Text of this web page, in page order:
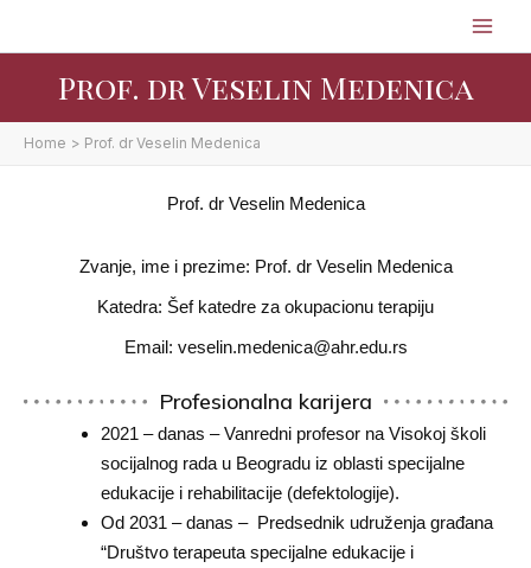
Prof. dr Veselin Medenica
Home Prof. dr Veselin Medenica
Prof. dr Veselin Medenica
Zvanje, ime i prezime: Prof. dr Veselin Medenica
Katedra: Šef katedre za okupacionu terapiju
Email: veselin.medenica@ahr.edu.rs
Profesionalna karijera
2021 – danas – Vanredni profesor na Visokoj školi
socijalnog rada u Beogradu iz oblasti specijalne
edukacije i rehabilitacije (defektologije).
Od 2031 – danas – Predsednik udruženja građana
“Društvo terapeuta specijalne edukacije i